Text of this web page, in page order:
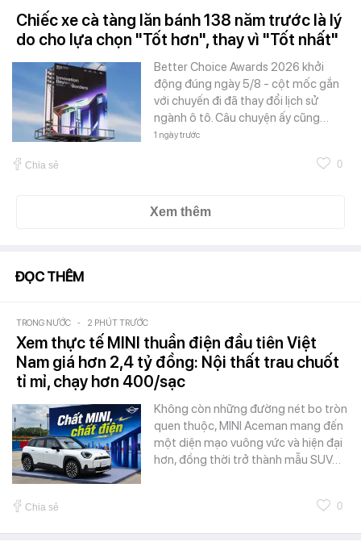
Chiếc xe cà tàng lăn bánh 138 năm trước là lý
do cho lựa chọn "Tốt hơn", thay vì "Tốt nhất"
Better Choice Awards 2026 khởi
động đúng ngày 5/8 - cột mốc gắn
với chuyến đi đã thay đổi lịch sử
ngành ô tô. Câu chuyện ấy cũng…
1 ngày trước
Chia sẻ 0
Xem thêm
ĐỌC THÊM
TRONG NƯỚC - 2 PHÚT TRƯỚC
Xem thực tế MINI thuần điện đầu tiên Việt
Nam giá hơn 2,4 tỷ đồng: Nội thất trau chuốt
tỉ mỉ, chạy hơn 400/sạc
Không còn những đường nét bo tròn
quen thuộc, MINI Aceman mang đến
một diện mạo vuông vức và hiện đại
hơn, đồng thời trở thành mẫu SUV…
Chia sẻ 0